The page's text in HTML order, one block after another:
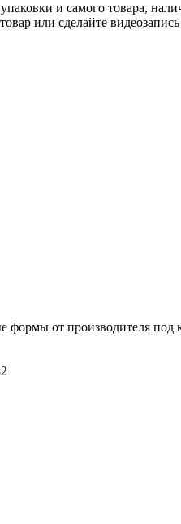
и самого товара,
или сделайте
формы от производителя под